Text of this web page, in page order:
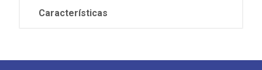
Características